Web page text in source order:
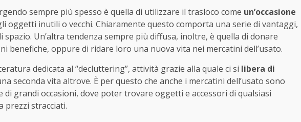
sempre più spesso è quella di utilizzare il trasloco come un’occasione
oggetti inutili o vecchi. Chiaramente questo comporta una serie di vantaggi,
Un’altra tendenza sempre più diffusa, inoltre, è quella di donare
benefiche, oppure di ridare loro una nuova vita nei mercatini dell’usato.
dedicata al “decluttering”, attività grazie alla quale ci si libera di
seconda vita altrove. È per questo che anche i mercatini dell’usato sono
grandi occasioni, dove poter trovare oggetti e accessori di qualsiasi
prezzi stracciati.